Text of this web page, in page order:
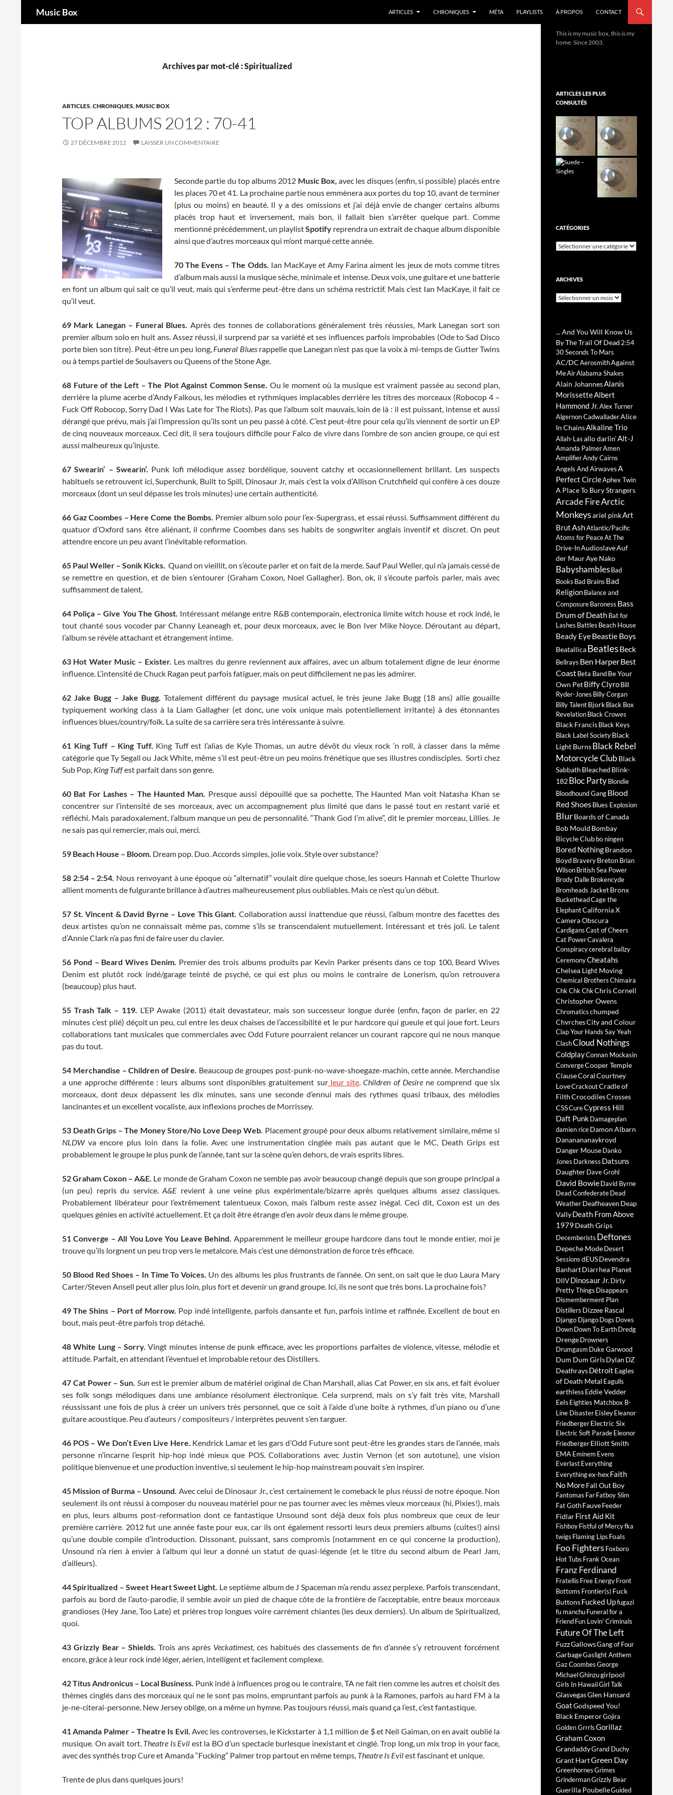
Music Box ARTICLES CHRONIQUES MÉTA PLAYLISTS À PROPOS CONTACT
Archives par mot-clé : Spiritualized
ARTICLES,CHRONIQUES,MUSIC BOX
TOP ALBUMS 2012 : 70-41
27 DÉCEMBRE 2012 LAISSER UN COMMENTAIRE
Seconde partie du top albums 2012 Music Box, avec les disques (enfin, si possible) placés entre
les places 70 et 41. La prochaine partie nous emmènera aux portes du top 10, avant de terminer
(plus ou moins) en beauté. Il y a des omissions et j’ai déjà envie de changer certains albums
placés trop haut et inversement, mais bon, il fallait bien s’arrêter quelque part. Comme
mentionné précédemment, un playlistSpotify reprendra un extrait de chaque album disponible
ainsi que d’autres morceaux qui m’ont marqué cette année.
70 The Evens – The Odds. Ian MacKaye et Amy Farina aiment les jeux de mots comme titres
d’album mais aussi la musique sèche, minimale et intense. Deux voix, une guitare et une batterie
en font un album qui sait ce qu’il veut, mais qui s’enferme peut-être dans un schéma restrictif. Mais c’est Ian MacKaye, il fait ce
qu’il veut.
69 Mark Lanegan – Funeral Blues. Après des tonnes de collaborations généralement très réussies, Mark Lanegan sort son
premier album solo en huit ans. Assez réussi, il surprend par sa variété et ses influences parfois improbables (Ode to Sad Disco
porte bien son titre). Peut-être un peu long, Funeral Bluesrappelle que Lanegan n’est pas que la voix à mi-temps de Gutter Twins
ou à temps partiel de Soulsavers ou Queens of the Stone Age.
68 Future of the Left – The Plot Against Common Sense. Ou le moment où la musique est vraiment passée au second plan,
derrière la plume acerbe d’Andy Falkous, les mélodies et rythmiques implacables derrière les titres des morceaux (Robocop 4 –
Fuck Off Robocop, Sorry Dad I Was Late for The Riots). Pas que l’album soit mauvais, loin de là : il est puissant, intense et aussi
dérangé que prévu, mais j’ai l’impression qu’ils sont un peu passé à côté. C’est peut-être pour cela qu’ils viennent de sortir un EP
de cinq nouveaux morceaux. Ceci dit, il sera toujours difficile pour Falco de vivre dans l’ombre de son ancien groupe, ce qui est
aussi malheureux qu’injuste.
67 Swearin’ – Swearin’. Punk lofi mélodique assez bordélique, souvent catchy et occasionnellement brillant. Les suspects
habituels se retrouvent ici, Superchunk, Built to Spill, Dinosaur Jr, mais c’est la voix d’Allison Crutchfield qui confère à ces douze
morceaux (dont un seul dépasse les trois minutes) une certain authenticité.
66 Gaz Coombes – Here Come the Bombs. Premier album solo pour l’ex-Supergrass, et essai réussi. Suffisamment différent du
quatuor d’Oxford sans être aliénant, il confirme Coombes dans ses habits de songwriter anglais inventif et discret. On peut
attendre encore un peu avant l’inévitable reformation.
65 Paul Weller – Sonik Kicks.Quand on vieillit, on s’écoute parler et on fait de la merde. Sauf Paul Weller, qui n’a jamais cessé de
se remettre en question, et de bien s’entourer (Graham Coxon, Noel Gallagher). Bon, ok, il s’écoute parfois parler, mais avec
suffisamment de talent.
64 Poliça – Give You The Ghost. Intéressant mélange entre R&B contemporain, electronica limite witch house et rock indé, le
tout chanté sous vocoder par Channy Leaneagh et, pour deux morceaux, avec le Bon Iver Mike Noyce. Déroutant au départ,
l’album se révèle attachant et étrangement intime.
63 Hot Water Music – Exister. Les maîtres du genre reviennent aux affaires, avec un album totalement digne de leur énorme
influence. L’intensité de Chuck Ragan peut parfois fatiguer, mais on peut difficilement ne pas les admirer.
62Jake Bugg – Jake Bugg.Totalement différent du paysage musical actuel, le très jeune Jake Bugg (18 ans) allie gouaille
typiquement working class à la Liam Gallagher (et donc, une voix unique mais potentiellement irritante) à des étonnantes
influences blues/country/folk. La suite de sa carrière sera très intéressante à suivre.
61 King Tuff – King Tuff. King Tuff est l’alias de Kyle Thomas, un autre dévôt du vieux rock ‘n roll, à classer dans la même
catégorie que Ty Segall ou Jack White, même s’il est peut-être un peu moins frénétique que ses illustres condisciples. Sorti chez
Sub Pop, King Tuffest parfait dans son genre.
60 Bat For Lashes – The Haunted Man. Presque aussi dépouillé que sa pochette, The Haunted Man voit Natasha Khan se
concentrer sur l’intensité de ses morceaux, avec un accompagnement plus limité que dans le passé tout en restant varié et
réfléchi. Mais paradoxalement, l’album manque un peu de personnalité. “Thank God I’m alive”, dit le premier morceau, Lillies. Je
ne sais pas qui remercier, mais oui, merci.
59 Beach House – Bloom. Dream pop. Duo. Accords simples, jolie voix. Style over substance?
58 2:54 – 2:54. Nous renvoyant à une époque où “alternatif” voulait dire quelque chose, les soeurs Hannah et Colette Thurlow
allient moments de fulgurante brillance à d’autres malheureusement plus oubliables. Mais ce n’est qu’un début.
57 St. Vincent & David Byrne – Love This Giant. Collaboration aussi inattendue que réussi, l’album montre des facettes des
deux artistes qu’on ne connaissait même pas, comme s’ils se transcendaient mutuellement. Intéressant et très joli. Le talent
d’Annie Clark n’a pas fini de faire user du clavier.
56 Pond – Beard Wives Denim. Premier des trois albums produits par Kevin Parker présents dans ce top 100, Beard Wives
Denim est plutôt rock indé/garage teinté de psyché, ce qui est plus ou moins le contraire de Lonerism, qu’on retrouvera
(beaucoup) plus haut.
55 Trash Talk – 119. L’EP Awake (2011) était devastateur, mais son successeur longue durée (enfin, façon de parler, en 22
minutes c’est plié) déçoit un peu, cul entre les deux chaises de l’accessibilité et le pur hardcore qui gueule et qui joue fort. Leurs
collaborations tant musicales que commerciales avec Odd Future pourraient relancer un courant rapcore qui ne nous manque
pas du tout.
54 Merchandise – Children of Desire. Beaucoup de groupes post-punk-no-wave-shoegaze-machin, cette année. Merchandise
a une approche différente : leurs albums sont disponibles gratuitement surleur site.Children of Desirene comprend que six
morceaux, dont deux dépassent les dix minutes, sans une seconde d’ennui mais des rythmes quasi tribaux, des mélodies
lancinantes et un excellent vocaliste, aux inflexions proches de Morrissey.
53 Death Grips – The Money Store/No Love Deep Web. Placement groupé pour deux albums relativement similaire, même si
NLDWva encore plus loin dans la folie. Avec une instrumentation cinglée mais pas autant que le MC, Death Grips est
probablement le groupe le plus punk de l’année, tant sur la scène qu’en dehors, de vrais esprits libres.
52Graham Coxon – A&E. Le monde de Graham Coxon ne semble pas avoir beaucoup changé depuis que son groupe principal a
(un peu) repris du service.A&E revient à une veine plus expérimentale/bizarre après quelques albums assez classiques.
Probablement libérateur pour l’extrêmement talentueux Coxon, mais l’album reste assez inégal. Ceci dit, Coxon est un des
quelques génies en activité actuellement. Et ça doit être étrange d’en avoir deux dans le même groupe.
51Converge – All You Love You Leave Behind. Apparemment le meilleur groupe hardcore dans tout le monde entier, moi je
trouve qu’ils lorgnent un peu trop vers le metalcore. Mais c’est une démonstration de force très efficace.
50 Blood Red Shoes – In Time To Voices. Un des albums les plus frustrants de l’année. On sent, on sait que le duo Laura Mary
Carter/Steven Ansell peut aller plus loin, plus fort et devenir un grand groupe. Ici, ils ne sont que très bons. La prochaine fois?
49The Shins – Port of Morrow. Pop indé intelligente, parfois dansante et fun, parfois intime et raffinée. Excellent de bout en
bout, mais peut-être parfois trop détaché.
48White Lung – Sorry.Vingt minutes intense de punk efficace, avec les proportions parfaites de violence, vitesse, mélodie et
attitude. Parfait, en attendant l’éventuel et improbable retour des Distillers.
47 Cat Power – Sun. Sun est le premier album de matériel original de Chan Marshall, alias Cat Power, en six ans, et fait évoluer
ses folk songs mélodiques dans une ambiance résolument électronique. Cela surprend, mais on s’y fait très vite, Marshall
réussissant une fois de plus à créer un univers très personnel, que ce soit à l’aide d’une boîte à rythmes, d’un piano ou d’une
guitare acoustique. Peu d’auteurs / compositeurs / interprètes peuvent s’en targuer.
46 POS – We Don’t Even Live Here. Kendrick Lamar et les gars d’Odd Future sont peut-être les grandes stars de l’année, mais
personne n’incarne l’esprit hip-hop indé mieux que POS. Collaborations avec Justin Vernon (et son autotune), une vision
politique bienvenue et une production inventive, si seulement le hip-hop mainstream pouvait s’en inspirer.
45 Mission of Burma – Unsound. Avec celui de Dinosaur Jr., c’est certainement le comeback le plus réussi de notre époque. Non
seulement ils ont réussi à composer du nouveau matériel pour ne pas tourner avec les mêmes vieux morceaux (hi, Pixies!), mais
en plus, leurs albums post-reformation dont ce fantastique Unsound sont déjà deux fois plus nombreux que ceux de leur
première carrière. 2012 fut une année faste pour eux, car ils ont également ressorti leurs deux premiers albums (cultes!) ainsi
qu’une double compile d’introduction. Dissonant, puissant, sans compromis (notamment en ce qui concerne la production),
Unsound n’a rien à envier à l’album qui leur a donné un statut de quasi-légende (et le titre du second album de Pearl Jam,
d’ailleurs).
44 Spiritualized – Sweet Heart Sweet Light. Le septième album de J Spaceman m’a rendu assez perplexe. Parfois transcendant,
parfois au bord de l’auto-parodie, il semble avoir un pied de chaque côte de la frontière de l’acceptable, entre beaux morceaux
grandioses (Hey Jane, Too Late) et prières trop longues voire carrément chiantes (les deux derniers). Un album de Spiritualized,
quoi.
43 Grizzly Bear – Shields. Trois ans après Veckatimest, ces habitués des classements de fin d’année s’y retrouvent forcément
encore, grâce à leur rock indé léger, aérien, intelligent et facilement complexe.
42Titus Andronicus – Local Business. Punk indé à influences prog ou le contraire, TA ne fait rien comme les autres et choisit des
thèmes cinglés dans des morceaux qui ne le sont pas moins, empruntant parfois au punk à la Ramones, parfois au hard FM à la
je-ne-citerai-personne. New Jersey oblige, on a même un hymne. Pas toujours réussi, mais quand ça l’est, c’est fantastique.
41Amanda Palmer – Theatre Is Evil.Avec les controverses, le Kickstarter à 1,1 million de $ et Neil Gaiman, on en avait oublié la
musique. On avait tort.Theatre Is Evil est la BO d’un spectacle burlesque inexistant et cinglé. Trop long, un mix trop in your face,
avec des synthés trop Cure et Amanda “Fucking” Palmer trop partout en même temps, Theatre Is Evilest fascinant et unique.
Trente de plus dans quelques jours!
This is my music box, this is my
home. Since 2003.
ARTICLES LES PLUS
CONSULTÉS
CATÉGORIES
Catégories
ARCHIVES
Archives
... And You Will Know Us
By The Trail Of Dead 2:54
30 Seconds To Mars
AC/DCAerosmithAgainst
MeAirAlabama Shakes
Alain JohannesAlanis
MorissetteAlbert
Hammond Jr.Alex Turner
Algernon CadwalladerAlice
In ChainsAlkaline Trio
Allah-Lasallo darlin'Alt-J
Amanda PalmerAmen
AmplifierAndy Cairns
Angels And AirwavesA
Perfect CircleAphex Twin
A Place To Bury Strangers
Arcade FireArctic
Monkeysariel pinkArt
BrutAshAtlantic/Pacific
Atoms for PeaceAt The
Drive-InAudioslaveAuf
der MaurAye Nako
BabyshamblesBad
Books Bad Brains Bad
ReligionBalance and
ComposureBaroness Bass
Drum of Death Bat for
Lashes Battles Beach House
Beady EyeBeastie Boys
BeatallicaBeatlesBeck
Bellrays Ben HarperBest
CoastBeta BandBe Your
Own PetBiffy ClyroBill
Ryder-Jones Billy Corgan
Billy TalentBjorkBlack Box
RevelationBlack Crowes
Black FrancisBlack Keys
Black Label SocietyBlack
Light Burns Black Rebel
Motorcycle Club Black
Sabbath Bleached Blink-
182 Bloc PartyBlondie
Bloodhound GangBlood
Red ShoesBlues Explosion
BlurBoards of Canada
Bob Mould Bombay
Bicycle Clubbo ningen
Bored NothingBrandon
Boyd BraveryBreton Brian
WilsonBritish Sea Power
Brody DalleBrokencyde
Bromheads JacketBronx
BucketheadCage the
ElephantCalifornia X
Camera Obscura
CardigansCast of Cheers
Cat PowerCavalera
Conspiracycerebral ballzy
CeremonyCheatahs
Chelsea Light Moving
Chemical BrothersChimaira
Chk Chk ChkChris Cornell
Christopher Owens
Chromaticschumped
ChvrchesCity and Colour
Clap Your Hands Say Yeah
ClashCloud Nothings
ColdplayConnan Mockasin
ConvergeCooper Temple
ClauseCoralCourtney
LoveCrackoutCradle of
FilthCrocodilesCrosses
CSSCureCypress Hill
Daft PunkDamageplan
damien riceDamon Albarn
Dananananaykroyd
Danger MouseDanko
Jones Darkness Datsuns
DaughterDave Grohl
David BowieDavid Byrne
Dead ConfederateDead
WeatherDeafheaven Deap
VallyDeath From Above
1979 Death Grips
Decemberists Deftones
Depeche ModeDesert
SessionsdEUSDevendra
BanhartDiarrhea Planet
DIIVDinosaur Jr.Dirty
Pretty Things Disappears
Dismemberment Plan
Distillers Dizzee Rascal
Django DjangoDogs Doves
DownDown To EarthDredg
DrengeDrowners
Drumgasm Duke Garwood
Dum Dum GirlsDylan DZ
DeathraysDétroit Eagles
of Death Metal Eagulls
earthlessEddie Vedder
EelsEighties Matchbox B-
Line DisasterEisleyEleanor
FriedbergerElectric Six
Electric Soft ParadeEleonor
FriedbergerElliott Smith
EMA Eminem Evens
EverlastEverything
Everythingex-hexFaith
No MoreFall Out Boy
Fantomas FarFatboy Slim
Fat GothFauveFeeder
FidlarFirst Aid Kit
FishboyFistful of Mercyfka
twigs Flaming Lips Foals
Foo Fighters Foxboro
Hot Tubs Frank Ocean
Franz Ferdinand
Fratellis Free EnergyFront
Bottoms Frontier(s) Fuck
ButtonsFucked Upfugazi
fu manchuFuneral for a
FriendFun Lovin' Criminals
Future Of The Left
FuzzGallowsGang of Four
GarbageGaslight Anthem
Gaz CoombesGeorge
MichaelGhinzugirlpool
Girls In HawaiiGirl Talk
GlasvegasGlen Hansard
GoatGodspeed You!
Black EmperorGojira
Golden GrrrlsGorillaz
Graham Coxon
GrandaddyGrand Duchy
Grant HartGreen Day
GreenhornesGrimes
GrindermanGrizzly Bear
Guerilla PoubelleGuided